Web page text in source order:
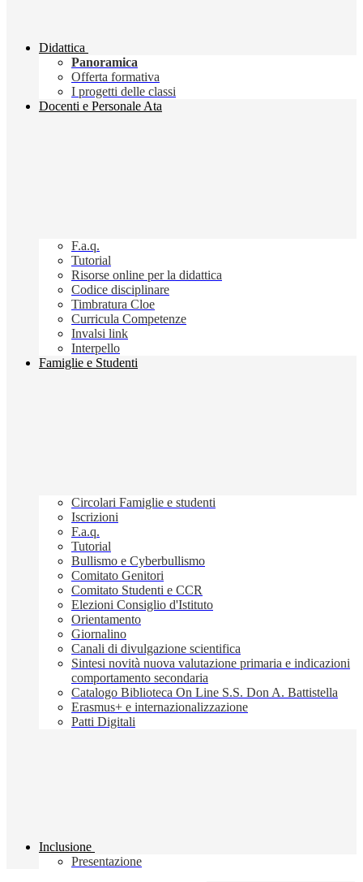
Didattica
Panoramica
Offerta formativa
I progetti delle classi
Docenti e Personale Ata
F.a.q.
Tutorial
Risorse online per la didattica
Codice disciplinare
Timbratura Cloe
Curricula Competenze
Invalsi link
Interpello
Famiglie e Studenti
Circolari Famiglie e studenti
Iscrizioni
F.a.q.
Tutorial
Bullismo e Cyberbullismo
Comitato Genitori
Comitato Studenti e CCR
Elezioni Consiglio d'Istituto
Orientamento
Giornalino
Canali di divulgazione scientifica
Sintesi novità nuova valutazione primaria e indicazioni
comportamento secondaria
Catalogo Biblioteca On Line S.S. Don A. Battistella
Erasmus+ e internazionalizzazione
Patti Digitali
Inclusione
Presentazione